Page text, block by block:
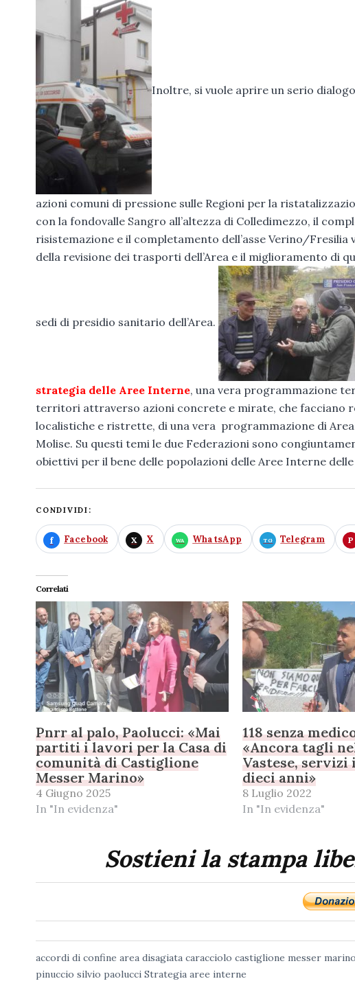
Inoltre, si vuole aprire un serio
azioni comuni di pressione sulle Regioni per la
con la fondovalle Sangro all’altezza di Colledimezzo, il
risistemazione e il completamento dell’asse Verino/
della revisione dei trasporti dell’Area e il miglioramento di
sedi di presidio sanitario dell’Area.
strategia delle Aree Interne, una vera programmazione
territori attraverso azioni concrete e mirate, che facciano
localistiche e ristrette, di una vera programmazione di
Molise. Su questi temi le due Federazioni sono
obiettivi per il bene delle popolazioni delle Aree Interne
CONDIVIDI:
Facebook X WhatsApp Telegram
Correlati
Pnrr al palo, Paolucci: «Mai
partiti i lavori per la Casa di
comunità di Castiglione
Messer Marino»
4 Giugno 2025
In "In evidenza"
118 senza
«Ancora tagli
Vastese,
dieci anni»
8 Luglio 2022
In "In evidenza"
Sostieni la stampa
accordi di confine area disagiata caracciolo castiglione messer marino
pinuccio silvio paolucci Strategia aree interne